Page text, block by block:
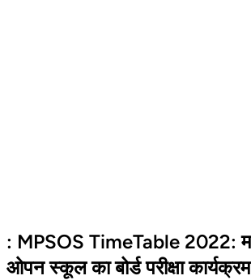
: MPSOS TimeTable 2022:
ओपन स्कूल का बोर्ड परीक्षा